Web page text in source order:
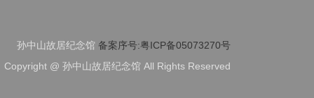
孙中山故居纪念馆 备案序号:粤ICP备05073270号
Copyright @ 孙中山故居纪念馆 All Rights Reserved